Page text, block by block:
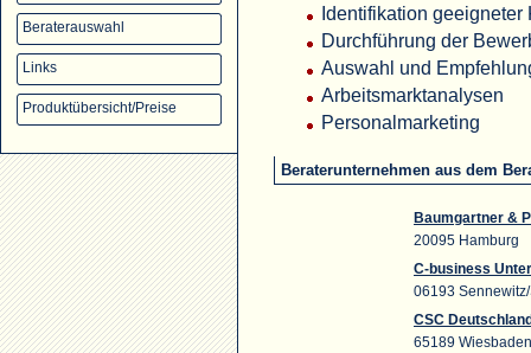
Beraterauswahl
Links
Produktübersicht/Preise
Identifikation geeigneter
Durchführung der
Auswahl und
Arbeitsmarktanalysen
Personalmarketing
Beraterunternehmen aus dem
Baumgartner &
20095 Hamburg
C-business
06193
CSC
65189 Wiesbaden